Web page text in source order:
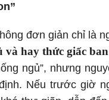
đơn giản chỉ là
hay thức giấc
ngủ”, nhưng
Nếu trước giờ